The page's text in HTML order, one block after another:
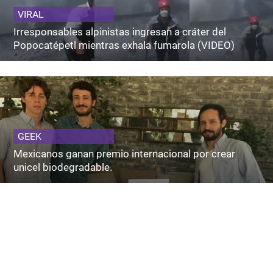
VIRAL
Irresponsables alpinistas ingresan a cráter del
Popocatépetl mientras exhala fumarola (VIDEO)
GEEK
Mexicanos ganan premio internacional por crear
unicel biodegradable.